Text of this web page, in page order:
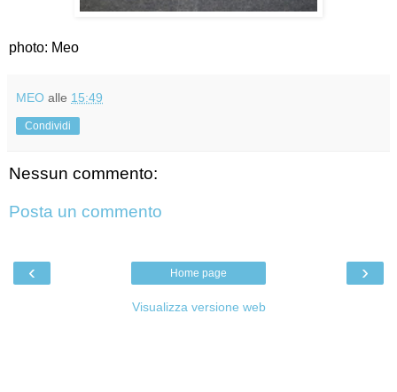
photo: Meo
MEO alle 15:49
Condividi
Nessun commento:
Posta un commento
‹ ›
Home page
Visualizza versione web